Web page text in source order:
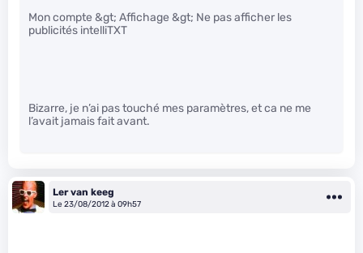
Mon compte &gt; Affichage &gt; Ne pas afficher les
publicités intelliTXT
Bizarre, je n’ai pas touché mes paramètres, et ca ne me
l’avait jamais fait avant.
Ler van keeg
Le 23/08/2012 à 09h57